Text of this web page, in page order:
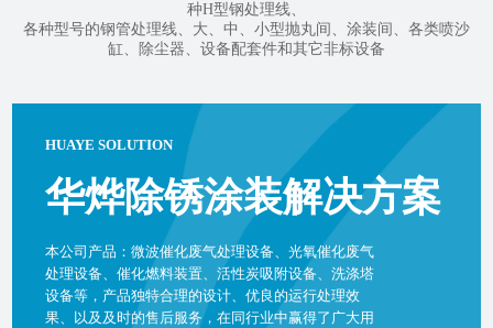
种H型钢处理线、
各种型号的钢管处理线、大、中、小型抛丸间、涂装间、各类喷沙
缸、除尘器、设备配套件和其它非标设备
HUAYE SOLUTION
华烨除锈涂装解决方案
本公司产品：微波催化废气处理设备、光氧催化废气
处理设备、催化燃料装置、活性炭吸附设备、洗涤塔
设备等，产品独特合理的设计、优良的运行处理效
果、以及及时的售后服务，在同行业中赢得了广大用